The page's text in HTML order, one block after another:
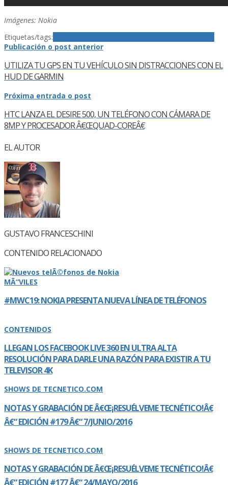
Imágenes: Nokia
Etiquetas/tags:
Publicación o post anterior
UTILIZA TU GPS EN TU VEHÍ­CULO SIN DISTRACCIONES CON EL
HUD DE GARMIN
Próxima entrada o post
HTC LANZA EL DESIRE 500, UN TELÉFONO CON CÁMARA DE
8MP Y PROCESADOR Â€ŒQUAD-COREÂ€
EL AUTOR
GUSTAVO FRANCESCHINI
CONTENIDO RELACIONADO
MÃ“VILES
#MWC19: NOKIA PRESENTA NUEVA LÍ­NEA DE TELÉFONOS
CONTENIDOS
LLEGAN LOS FACEBOOK LIVE 360 EN ULTRA ALTA
RESOLUCIÓN PARA DARLE UNA RAZÓN PARA EXISTIR A TU
TELEVISOR 4K
SHOWS DE TECNETICO.COM
NOTAS Y GRABACIÓN DE Â€Œ¡RESUÉLVEME TECNÉTICO!Â€
Â€“ EDICIÓN #179 Â€“ 7/JUNIO/2016
SHOWS DE TECNETICO.COM
NOTAS Y GRABACIÓN DE Â€Œ¡RESUÉLVEME TECNÉTICO!Â€
Â€“ EDICIÓN #177 Â€“ 24/MAYO/2016